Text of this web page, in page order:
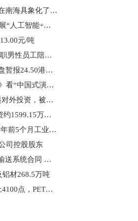
“海上生明月，天涯共此时”此刻在南海具象化了 看点
头条：中国出台17项举措加快发展“人工智能+消费”
元/吨
携程集团宣布2026年5月1日起全职男性员工陪产假最低20天 动态
【新股IPO】海清智元(01392)暗盘暂报24.50港元 较招股价高240.28% 热讯
文化新观察丨从重排话剧《青蛇》看“中国式演剧观”_观察
*ST正平（603843.SH）新增一起对外投资，被投资公司为深圳市正平智算科技有限公司
华润燃气(01193.HK)6月17日斥资约1599.15万港元回购98.97万股-要闻速递
透过发票数据看经济发展亮点 今年前5个月工业企业销售收入同比增6.8% 播资讯
司控股股东
运机集团：签3.08亿元露天采矿输送系统合同 助力钒钛磁铁矿开发_焦点精选
铝材268.5万吨
A股午评：创业板指涨2.05%站上4100点，PET铜箔、电池板块领涨 观察